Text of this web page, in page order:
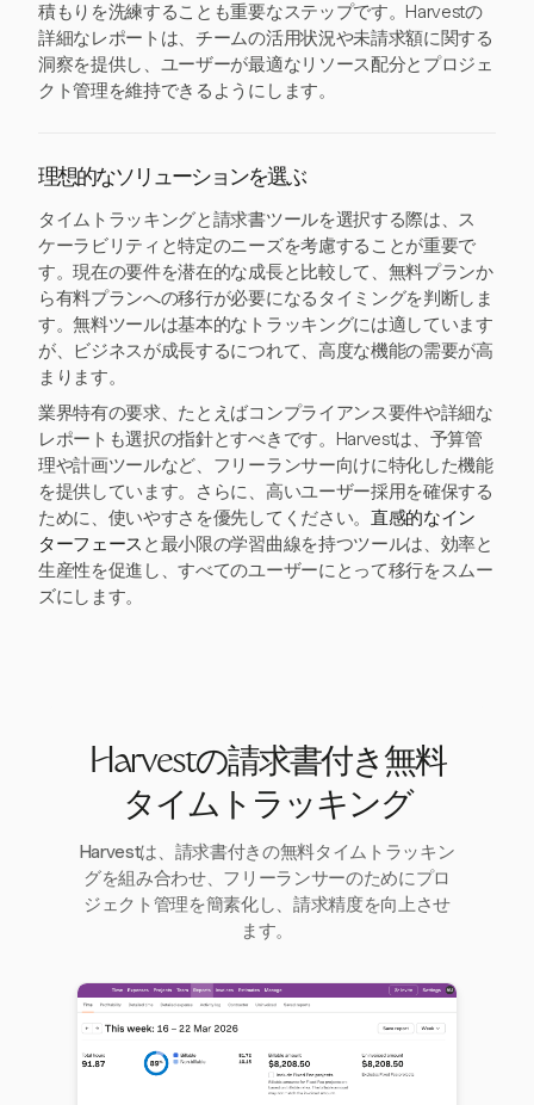
積もりを洗練することも重要なステップです。Harvestの
詳細なレポートは、チームの活用状況や未請求額に関する
洞察を提供し、ユーザーが最適なリソース配分とプロジェ
クト管理を維持できるようにします。
理想的なソリューションを選ぶ
タイムトラッキングと請求書ツールを選択する際は、ス
ケーラビリティと特定のニーズを考慮することが重要で
す。現在の要件を潜在的な成長と比較して、無料プランか
ら有料プランへの移行が必要になるタイミングを判断しま
す。無料ツールは基本的なトラッキングには適しています
が、ビジネスが成長するにつれて、高度な機能の需要が高
まります。
業界特有の要求、たとえばコンプライアンス要件や詳細な
レポートも選択の指針とすべきです。Harvestは、予算管
理や計画ツールなど、フリーランサー向けに特化した機能
を提供しています。さらに、高いユーザー採用を確保する
ために、使いやすさを優先してください。 直感的なイン
ターフェース と最小限の学習曲線を持つツールは、効率と
生産性を促進し、すべてのユーザーにとって移行をスムー
ズにします。
Harvestの請求書付き無料
タイムトラッキング
Harvestは、請求書付きの無料タイムトラッキン
グを組み合わせ、フリーランサーのためにプロ
ジェクト管理を簡素化し、請求精度を向上させ
ます。